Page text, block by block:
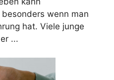
wenn man
hat. Viele junge
...